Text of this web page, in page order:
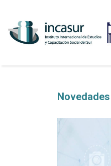
Novedades